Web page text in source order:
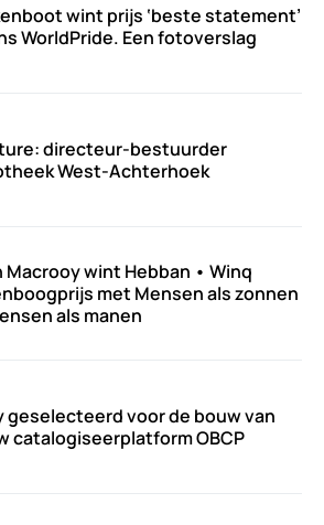
wint prijs ‘beste statement’
WorldPride. Een fotoverslag
directeur-bestuurder
West-Achterhoek
Macrooy wint Hebban • Winq
met Mensen als zonnen
als manen
geselecteerd voor de bouw van
catalogiseerplatform OBCP